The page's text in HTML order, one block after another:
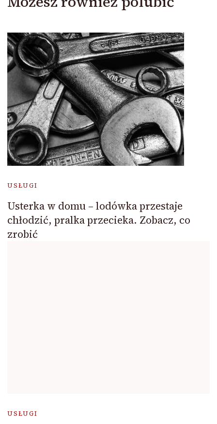
USŁUGI
Usterka w domu – lodówka przestaje
chłodzić, pralka przecieka. Zobacz, co
zrobić
USŁUGI